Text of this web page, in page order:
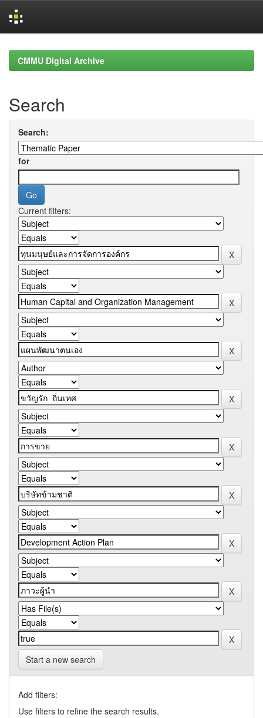
navigationCMMU Digital Archive
Search
Search:
for
Current filters:
Start a new search
Add filters:
Use filters to refine the search results.